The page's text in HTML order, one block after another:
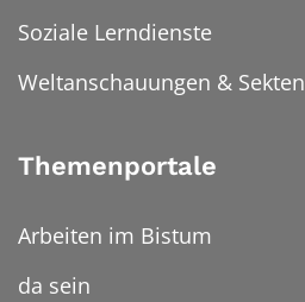
Soziale Lerndienste
Weltanschauungen & Sekten
Themenportale
Arbeiten im Bistum
da sein